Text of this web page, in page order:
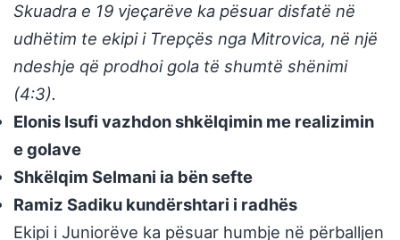
Skuadra e 19 vjeçarëve ka pësuar disfatë në
udhëtim te ekipi i Trepçës nga Mitrovica, në një
ndeshje që prodhoi gola të shumtë shënimi
(4:3).
Elonis Isufi vazhdon shkëlqimin me realizimin
e golave
Shkëlqim Selmani ia bën sefte
Ramiz Sadiku kundërshtari i radhës
Ekipi i Juniorëve ka pësuar humbje në përballjen